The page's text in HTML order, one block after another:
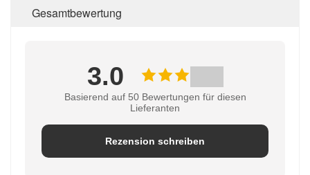
Gesamtbewertung
3.0
Basierend auf 50 Bewertungen für diesen
Lieferanten
Rezension schreiben